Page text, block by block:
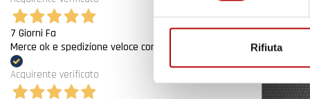
Rifiuta
7 Giorni Fa
Merce ok e spedizione veloce complimenti.
Acquirente verificato